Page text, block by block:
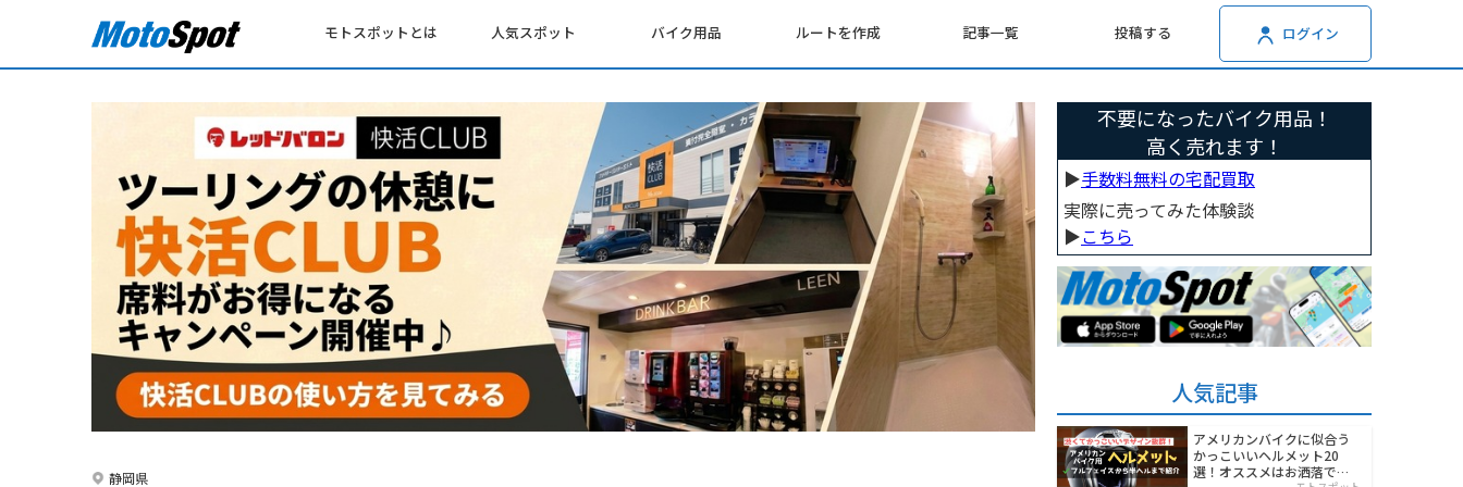
モトスポットとは 人気スポット バイク用品 ルートを作成 記事一覧 投稿する ログイン
静岡県
不要になったバイク用品！
高く売れます！
▶︎手数料無料の宅配買取
実際に売ってみた体験談
▶︎こちら
人気記事
アメリカンバイクに似合う
かっこいいヘルメット20
選！オススメはお洒落でワ